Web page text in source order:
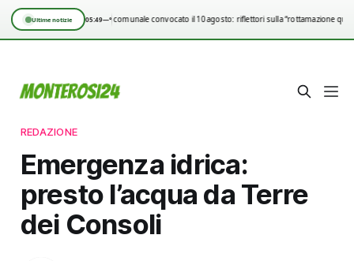
Ultime notizie 05:49—°
Consiglio comunale convocato il 10 agosto: riflettori sulla “rottamazione
REDAZIONE
Emergenza idrica:
presto l’acqua da Terre
dei Consoli